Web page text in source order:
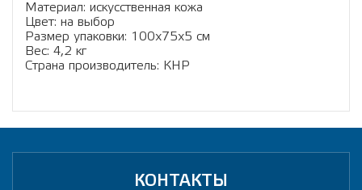
Материал: искусственная кожа
Цвет: на выбор
Размер упаковки: 100х75х5 см
Вес: 4,2 кг
Страна производитель: КНР
КОНТАКТЫ